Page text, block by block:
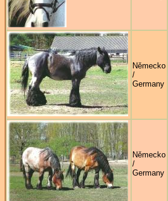
Německo
/
Germany
Německo
/
Germany